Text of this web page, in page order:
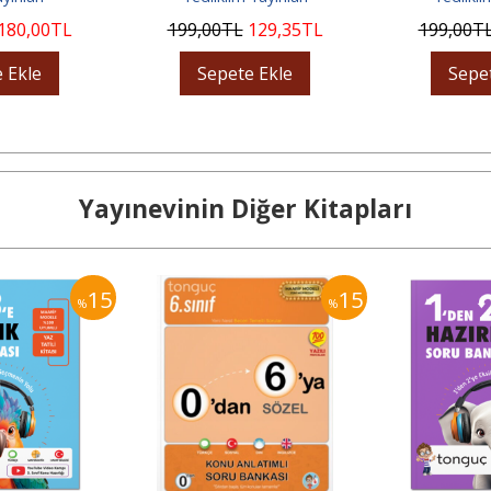
180,00TL
Ekle
199,00TL 129,35TL
Sepete Ekle
199,00
Yayınevinin Diğer Kitapları
%15 %15